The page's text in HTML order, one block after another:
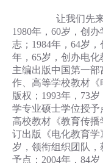
让我们先来看
1980年，60岁，创
志；1984年，64岁
年，65岁，创办电化
主编出版中国第一
作、高等学校教材
版权；1993年，73
学专业硕士学位授予
高校教材《教育传播
订出版《电化教育学
岁，领衔组织团队
予点；2004年，84